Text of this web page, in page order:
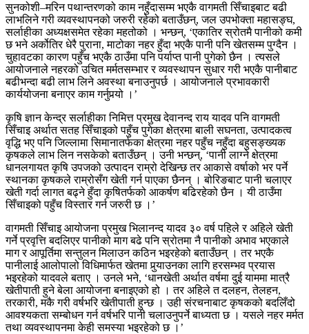
सुनकोशी–मरिन पथान्तरणको काम नहुँदासम्म भएकै वागमती सिँचाइबाट बढी
लाभलिने गरी व्यवस्थापनको जरुरी रहेको बताउँछन्, जल उपभोक्ता महासङ्घ,
सर्लाहीका अध्यक्षसमेत रहेका महतोको । भन्छन्, ‘एकातिर स्रोतमै पानीको कमी
छ भने अर्कोतिर धेरै पुराना, माटोका नहर हुँदा भएकै पानी पनि खेतसम्म पुग्दैन ।
चुहावटका कारण पहुँच भएकै ठाउँमा पनि पर्याप्त पानी पुगेको छैन । त्यसले
आयोजनाले नहरको उचित मर्मतसम्भार र व्यवस्थापन सुधार गरी भएकै पानीबाट
बढीभन्दा बढी लाभ लिने अवस्था बनाउनुपर्छ । आयोजनाले प्रभावकारी
कार्ययोजना बनाएर काम गर्नुपर्‍यो ।’
कृषि ज्ञान केन्द्र सर्लाहीका निमित्त प्रमुख देवानन्द राय यादव पनि वागमती
सिँचाइ अर्थात सतह सिँचाइको पहुँच पुगेका क्षेत्रमा बाली सघनता, उत्पादकत्व
वृद्धि भए पनि जिल्लामा सिमानातर्फका क्षेत्रमा नहर पहुँच नहुँदा बहुसङ्ख्यक
कृषकले लाभ लिन नसकेको बताउँछन् । उनी भन्छन्, ‘पानी लाग्ने क्षेत्रमा
धानलगायत कृषि उपजको उत्पादन राम्रो देखिन्छ तर आकासे वर्षाको भर पर्ने
स्थानका कृषकले राम्रोसँग खेती गर्न पाएका छैनन् । बोरिङबाट पानी चलाएर
खेती गर्दा लागत बढ्ने हुँदा कृषितर्फको आकर्षण बढिरहेको छैन । यी ठाउँमा
सिँचाइको पहुँच विस्तार गर्न जरुरी छ ।’
वागमती सिँचाइ आयोजना प्रमुख भिलानन्द यादव ३० वर्ष पहिले र अहिले खेती
गर्ने प्रवृत्ति बदलिएर पानीको माग बढे पनि स्रोतमा नै पानीको अभाव भएकाले
माग र आपूर्तिमा सन्तुलन मिलाउन कठिन भइरहेको बताउँछन् । तर भएकै
पानीलाई आलोपालो विधिमार्फत खेतमा पुर्‍याउनका लागि हरसम्भव प्रयास
भइरहेको यादवले बताए । उनले भने, ‘धानखेती अर्थात वर्षमा दुई याममा मात्रै
खेतीपाती हुने बेला आयोजना बनाइएको हो । तर अहिले त दलहन, तेलहन,
तरकारी, मकै गरी वर्षभरि खेतीपाती हुन्छ । उही संरचनाबाट कृषकको बदलिँदो
आवश्यकता सम्बोधन गर्न वर्षभरि पानी चलाउनुपर्ने बाध्यता छ । यसले नहर मर्मत
तथा व्यवस्थापनमा केही समस्या भइरहेको छ ।’